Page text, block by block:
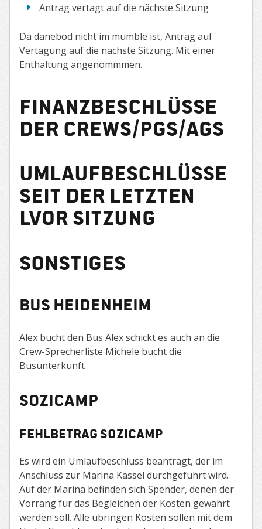
Antrag vertagt auf die nächste Sitzung
Da danebod nicht im mumble ist, Antrag auf
Vertagung auf die nächste Sitzung. Mit einer
Enthaltung angenommmen.
Finanzbeschlüsse
der Crews/PGs/AGs
Umlaufbeschlüsse
seit der letzten
LVor Sitzung
Sonstiges
Bus Heidenheim
Alex bucht den Bus Alex schickt es auch an die
Crew-Sprecherliste Michele bucht die
Busunterkunft
Sozicamp
Fehlbetrag Sozicamp
Es wird ein Umlaufbeschluss beantragt, der im
Anschluss zur Marina Kassel durchgeführt wird.
Auf der Marina befinden sich Spender, denen der
Vorrang für das Begleichen der Kosten gewährt
werden soll. Alle übringen Kosten sollen mit dem